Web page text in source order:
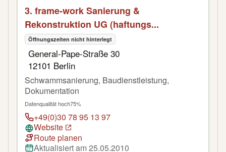
3. frame-work Sanierung &
Rekonstruktion UG (haftungs...
Öffnungszeiten nicht hinterlegt
General-Pape-Straße 30
12101 Berlin
Schwammsanierung, Baudienstleistung,
Dokumentation
Datenqualität hoch75%
+49(0)30 78 95 13 97
Website
Route planen
Aktualisiert am 25.05.2010